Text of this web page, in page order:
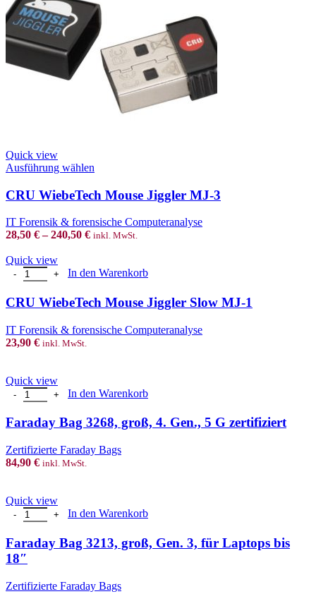
Quick view
Ausführung wählen
has
multiple
variants.
The
be
chosen
the
page
CRU WiebeTech Mouse Jiggler MJ-3
IT Forensik & forensische Computeranalyse
28,50 €–240,50 € inkl. MwSt.
Quick view
CRU WiebeTech Mouse Jiggler Slow MJ-1 Menge
In den Warenkorb
CRU WiebeTech Mouse Jiggler Slow MJ-1
IT Forensik & forensische Computeranalyse
23,90 € inkl. MwSt.
Quick view
Faraday Bag 3268, groß, 4. Gen., 5 G zertifiziert Menge
In den Warenkorb
Faraday Bag 3268, groß, 4. Gen., 5 G zertifiziert
Zertifizierte Faraday Bags
84,90 € inkl. MwSt.
Quick view
Faraday Bag 3213, groß, Gen. 3, für Laptops bis 18" Menge
In den Warenkorb
Faraday Bag 3213, groß, Gen. 3, für Laptops bis
18″
Zertifizierte Faraday Bags